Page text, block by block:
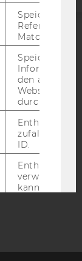
Speicherung
Referrers
Matomo.
Speicherung
den aktuellen
durch
Enthält eine
ID.
Enthält ein
verwendet
kann, um
einen Fehler